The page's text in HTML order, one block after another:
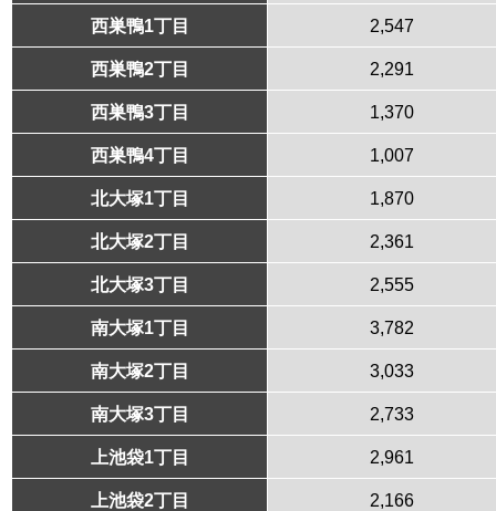
西巣鴨1丁目 2,547
西巣鴨2丁目 2,291
西巣鴨3丁目 1,370
西巣鴨4丁目 1,007
北大塚1丁目 1,870
北大塚2丁目 2,361
北大塚3丁目 2,555
南大塚1丁目 3,782
南大塚2丁目 3,033
南大塚3丁目 2,733
上池袋1丁目 2,961
上池袋2丁目 2,166